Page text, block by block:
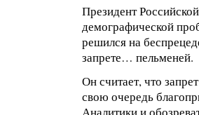
Президент
демографической
решился на
запрете… пельменей.
Он считает, что
свою очередь